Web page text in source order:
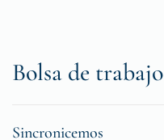
Bolsa de trabajo
Sincronicemos